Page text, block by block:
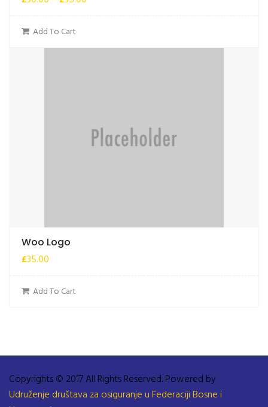
Add To Cart
Woo Logo
£35.00
Add To Cart
Copyrights © 2017 All Rights Reserved. Powered by
Udruženje društava za osiguranje u Federaciji Bosne i